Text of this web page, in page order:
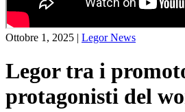
Ottobre 1, 2025 | Legor News
Legor tra i
protagonisti del